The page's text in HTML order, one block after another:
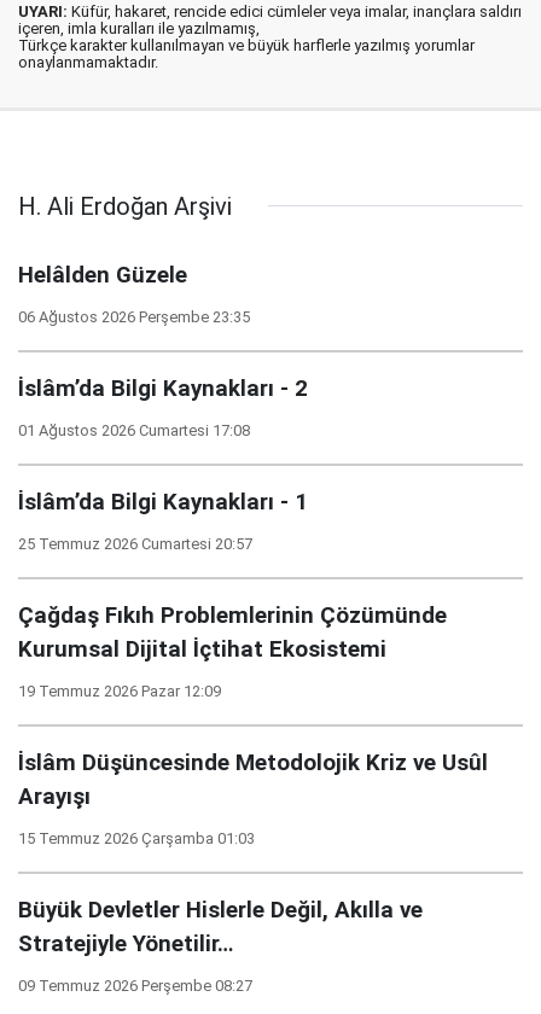
UYARI: Küfür, hakaret, rencide edici cümleler veya imalar, inançlara saldırı
içeren, imla kuralları ile yazılmamış,
Türkçe karakter kullanılmayan ve büyük harflerle yazılmış yorumlar
onaylanmamaktadır.
H. Ali Erdoğan Arşivi
Helâlden Güzele
06 Ağustos 2026 Perşembe 23:35
İslâm’da Bilgi Kaynakları - 2
01 Ağustos 2026 Cumartesi 17:08
İslâm’da Bilgi Kaynakları - 1
25 Temmuz 2026 Cumartesi 20:57
Çağdaş Fıkıh Problemlerinin Çözümünde
Kurumsal Dijital İçtihat Ekosistemi
19 Temmuz 2026 Pazar 12:09
İslâm Düşüncesinde Metodolojik Kriz ve Usûl
Arayışı
15 Temmuz 2026 Çarşamba 01:03
Büyük Devletler Hislerle Değil, Akılla ve
Stratejiyle Yönetilir…
09 Temmuz 2026 Perşembe 08:27